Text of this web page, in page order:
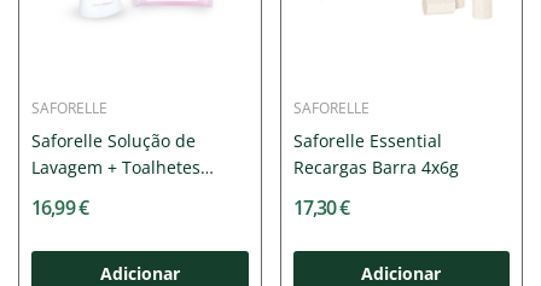
SAFORELLE
Saforelle Solução de
Lavagem + Toalhetes
16,99 €
Adicionar
SAFORELLE
Saforelle Essential
Recargas Barra 4x6g
17,30 €
Adicionar